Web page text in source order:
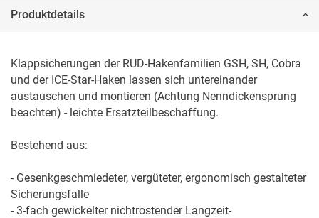
Produktdetails
Klappsicherungen der RUD-Hakenfamilien GSH, SH, Cobra
und der ICE-Star-Haken lassen sich untereinander
austauschen und montieren (Achtung Nenndickensprung
beachten) - leichte Ersatzteilbeschaffung.
Bestehend aus:
- Gesenkgeschmiedeter, vergüteter, ergonomisch gestalteter
Sicherungsfalle
- 3-fach gewickelter nichtrostender Langzeit-